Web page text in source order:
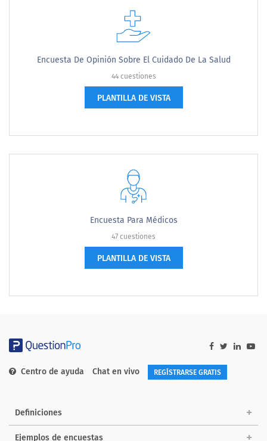
Encuesta De Opinión Sobre El Cuidado De La Salud
44 cuestiones
PLANTILLA DE VISTA
Encuesta Para Médicos
47 cuestiones
PLANTILLA DE VISTA
Centro de ayuda Chat en vivo REGÍSTRARSE GRATIS
Definiciones
Ejemplos de encuestas